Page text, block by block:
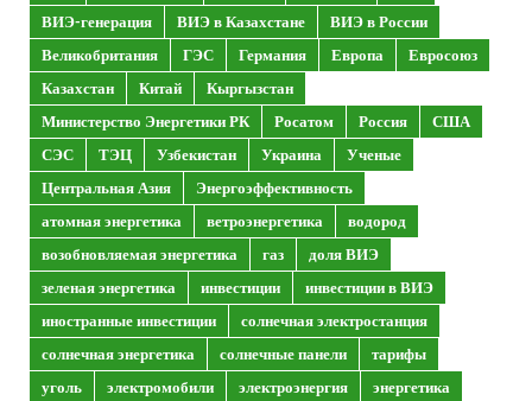
ВИЭ-генерация
ВИЭ в Казахстане
ВИЭ в России
Великобритания
ГЭС Германия Европа
Евросоюз
Казахстан
Китай
Кыргызстан
Министерство Энергетики РК
Росатом Россия
США
СЭС
ТЭЦ Узбекистан Украина
Ученые
Центральная Азия
Энергоэффективность
атомная энергетика
ветроэнергетика
водород
возобновляемая энергетика
газ
доля ВИЭ
зеленая энергетика
инвестиции
инвестиции в ВИЭ
иностранные инвестиции
солнечная электростанция
солнечная энергетика
солнечные панели
тарифы
уголь
электромобили электроэнергия энергетика